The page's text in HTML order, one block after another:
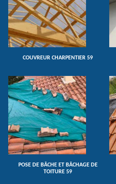
COUVREUR CHARPENTIER 59
POSE DE BÂCHE ET BÂCHAGE DE
TOITURE 59